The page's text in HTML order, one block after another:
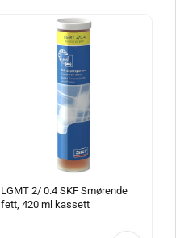
LGMT 2/ 0.4 SKF Smørende
fett, 420 ml kassett